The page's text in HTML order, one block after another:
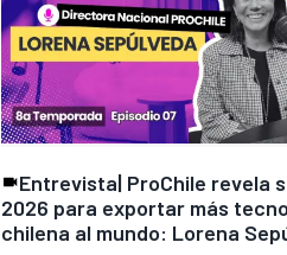
Entrevista| ProChile revela
2026 para exportar más
chilena al mundo: Lorena